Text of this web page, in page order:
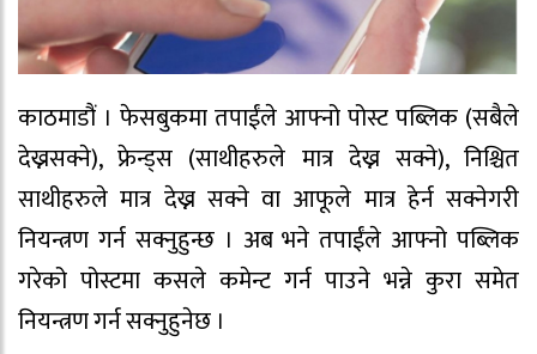
काठमाडौं । फेसबुकमा तपाईंले आफ्नो पोस्ट पब्लिक (सबैले
देख्नसक्ने), फ्रेन्ड्स (साथीहरुले मात्र देख्न सक्ने), निश्चित
साथीहरुले मात्र देख्न सक्ने वा आफूले मात्र हेर्न सक्नेगरी
नियन्त्रण गर्न सक्नुहुन्छ । अब भने तपाईंले आफ्नो पब्लिक
गरेको पोस्टमा कसले कमेन्ट गर्न पाउने भन्ने कुरा समेत
नियन्त्रण गर्न सक्नुहुनेछ ।